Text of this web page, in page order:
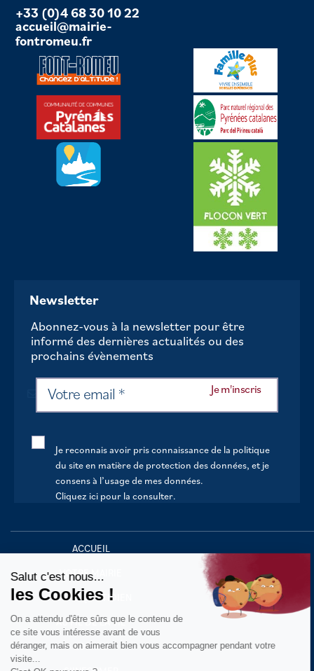
+33 (0)4 68 30 10 22
accueil@mairie-
fontromeu.fr
Newsletter
Abonnez-vous à la newsletter pour être
informé des dernières actualités ou des
prochains évènements
Je reconnais avoir pris connaissance de la politique
du site en matière de protection des données, et je
consens à l’usage de mes données.
Cliquez ici pour la consulter.
ACCUEIL
VOTRE MAIRIE
VOTRE QUOTIDIEN
AU FIL DE LA VIE
LOISIRS
Salut c'est nous...
les Cookies !
On a attendu d'être sûrs que le contenu de
ce site vous intéresse avant de vous
déranger, mais on aimerait bien vous accompagner pendant votre
visite...